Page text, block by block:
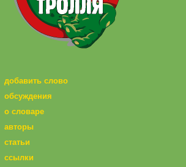
добавить слово
обсуждения
о словаре
авторы
статьи
ссылки